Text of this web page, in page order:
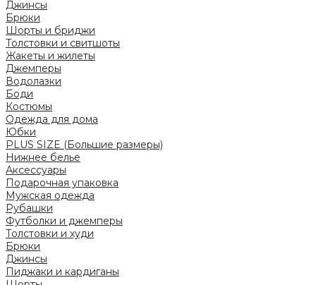
Джинсы
Брюки
Шорты и бриджи
Толстовки и свитшоты
Жакеты и жилеты
Джемперы
Водолазки
Боди
Костюмы
Одежда для дома
Юбки
PLUS SIZE (Большие размеры)
Нижнее белье
Аксессуары
Подарочная упаковка
Мужская одежда
Рубашки
Футболки и джемперы
Толстовки и худи
Брюки
Джинсы
Пиджаки и кардиганы